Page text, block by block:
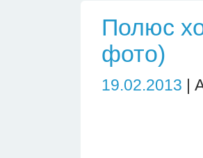
Полюс
фото)
19.02.2013 |